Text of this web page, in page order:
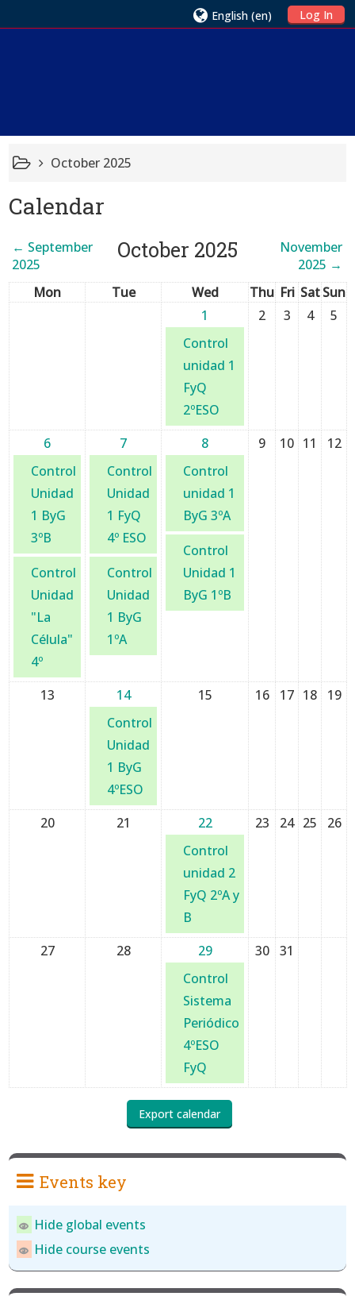
Log In
English ‎(en)‎
October 2025
Calendar
← September
2025
October 2025
November
2025 →
Mon
Tue Wed Thu Fri SatSun
1
Control
unidad 1
FyQ
2ºESO
2 3 4 5
6
Control
Unidad
1 ByG
3ºB
Control
Unidad
"La
Célula"
4º
7
Control
Unidad
1 FyQ
4º ESO
Control
Unidad
1 ByG
1ºA
8
Control
unidad 1
ByG 3ºA
Control
Unidad 1
ByG 1ºB
9 10 11 12
13
14
Control
Unidad
1 ByG
4ºESO
15 16 17 18 19
20 21
22
Control
unidad 2
FyQ 2ºA y
B
23 24 25 26
27 28
29
Control
Sistema
Periódico
4ºESO
FyQ
30 31
Events key
Hide global events
Hide course events